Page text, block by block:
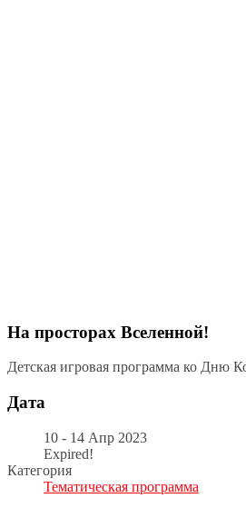
На просторах Вселенной!
Детская игровая программа ко Дню
Дата
10 - 14 Апр 2023
Expired!
Категория
Тематическая программа